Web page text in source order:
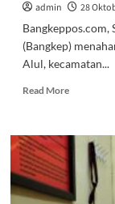
admin
28
Bangkeppos.com,
(Bangkep)
Alul, kecamatan...
Read MoreRead
Kades
Ditahan
Polisi